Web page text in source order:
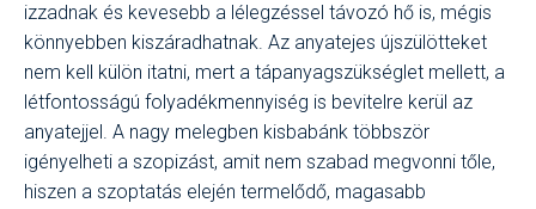
izzadnak és kevesebb a lélegzéssel távozó hő is, mégis
könnyebben kiszáradhatnak. Az anyatejes újszülötteket
nem kell külön itatni, mert a tápanyagszükséglet mellett, a
létfontosságú folyadékmennyiség is bevitelre kerül az
anyatejjel. A nagy melegben kisbabánk többször
igényelheti a szopizást, amit nem szabad megvonni tőle,
hiszen a szoptatás elején termelődő, magasabb